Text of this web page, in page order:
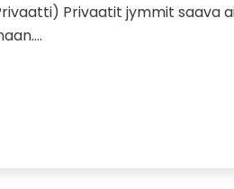
Privaatit jymmit saava